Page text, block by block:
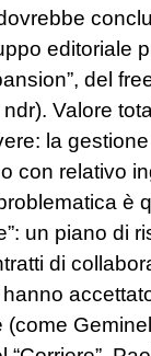
editoriale
del
Valore
la
con relativo
è
un piano di
di